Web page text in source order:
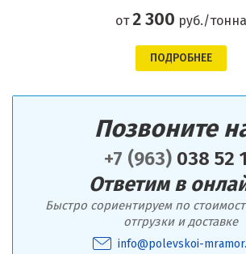
от2 300 руб./тонна
ПОДРОБНЕЕ
Позвоните
+7 (963)038 52
Ответим в
Быстро сориентируем по
отгрузки и доставке
info@polevskoi-